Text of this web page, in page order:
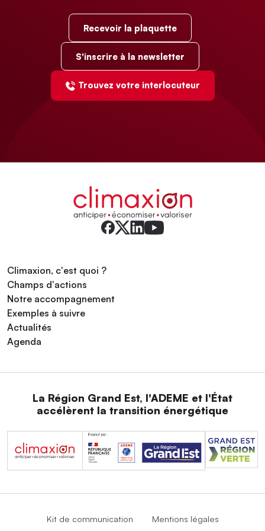
Recevoir la plaquette
S'inscrire à la newsletter
Trouvez votre interlocuteur
Climaxion, c'est quoi ?
Champs d'actions
Notre accompagnement
Exemples à suivre
Actualités
Agenda
La Région Grand Est, l'ADEME et l'État
accélèrent la transition énergétique
Kit de communication Mentions légales